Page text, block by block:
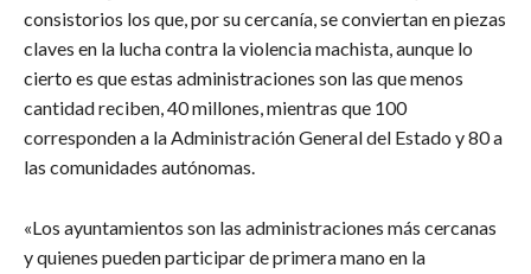
consistorios los que, por su cercanía, se conviertan en piezas
claves en la lucha contra la violencia machista, aunque lo
cierto es que estas administraciones son las que menos
cantidad reciben, 40 millones, mientras que 100
corresponden a la Administración General del Estado y 80 a
las comunidades autónomas.
«Los ayuntamientos son las administraciones más cercanas
y quienes pueden participar de primera mano en la